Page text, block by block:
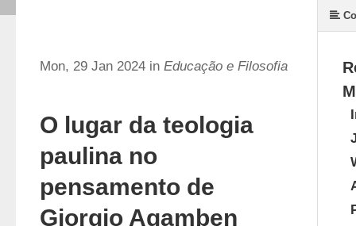
Mon, 29 Jan 2024 in Educação e Filosofia
O lugar da teologia
paulina no
pensamento de
Giorgio Agamben